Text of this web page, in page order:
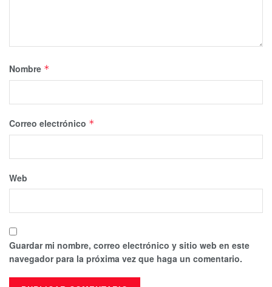
Nombre *
Correo electrónico *
Web
Guardar mi nombre, correo electrónico y sitio web en este
navegador para la próxima vez que haga un comentario.